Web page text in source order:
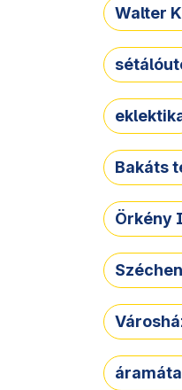
Walter
Bakáts
Örkény